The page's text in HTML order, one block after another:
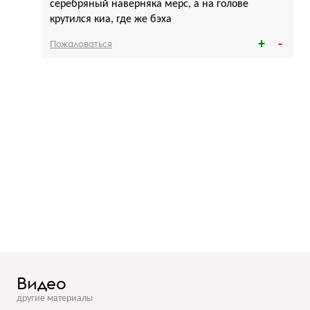
серебряный наверняка мерс, а на голове
крутился киа, где же бэха
Пожаловаться
Видео
другие материалы